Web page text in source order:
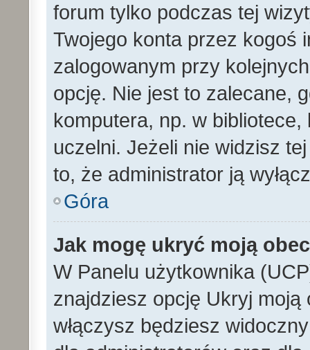
forum tylko podczas tej
Twojego konta przez kogoś
zalogowanym przy
opcję. Nie jest to zalecane,
komputera, np. w
uczelni. Jeżeli nie widzisz
to, że administrator ją
Góra
Jak mogę ukryć moją
W Panelu użytkownika
znajdziesz opcję Ukryj
włączysz będziesz